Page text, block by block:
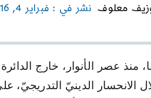
معلوف نشر في : فبراير 4, 2016
منذ عصر الأنوار، خارج
الانحسار الدينيّ التدريجيّ،